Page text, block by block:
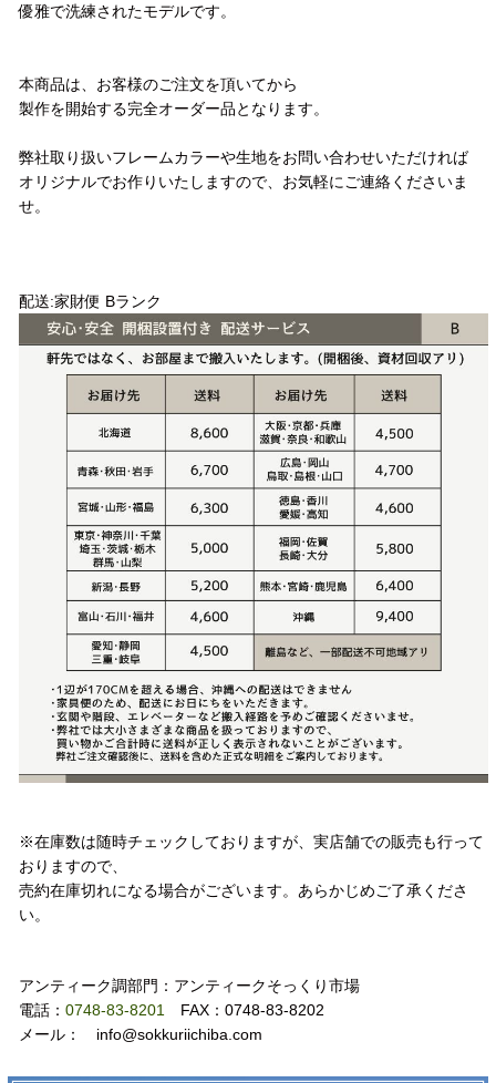
優雅で洗練されたモデルです。
本商品は、お客様のご注文を頂いてから
製作を開始する完全オーダー品となります。
弊社取り扱いフレームカラーや生地をお問い合わせいただければ
オリジナルでお作りいたしますので、お気軽にご連絡くださいま
せ。
配送:家財便 Bランク
※在庫数は随時チェックしておりますが、実店舗での販売も行って
おりますので、
売約在庫切れになる場合がございます。あらかじめご了承くださ
い。
アンティーク調部門：アンティークそっくり市場
電話： 0748-83-8201
FAX：0748-83-8202
メール： info@sokkuriichiba.com